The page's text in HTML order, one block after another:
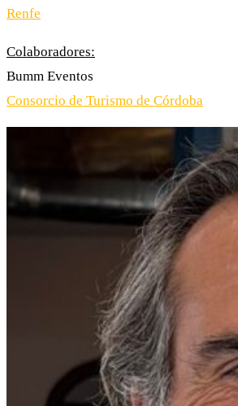
Renfe
Colaboradores:
Bumm Eventos
Consorcio de Turismo de Córdoba